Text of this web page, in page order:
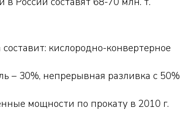
кислородно-конвертерное
– 30%, непрерывная разливка с 50%
мощности по прокату в 2010 г.